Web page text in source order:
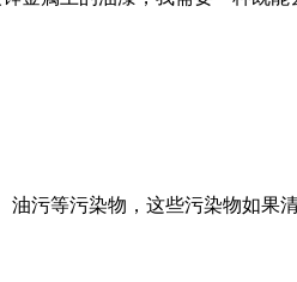
污等污染物，这些污染物如果